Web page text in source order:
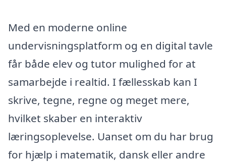
Med en moderne online
undervisningsplatform og en digital tavle
får både elev og tutor mulighed for at
samarbejde i realtid. I fællesskab kan I
skrive, tegne, regne og meget mere,
hvilket skaber en interaktiv
læringsoplevelse. Uanset om du har brug
for hjælp i matematik, dansk eller andre